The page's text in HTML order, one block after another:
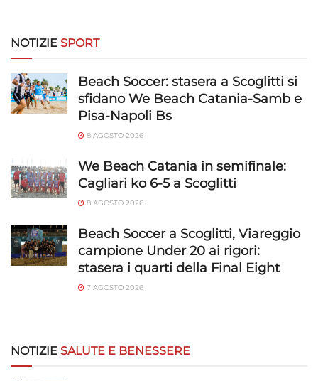
NOTIZIE SPORT
Beach Soccer: stasera a Scoglitti si
sfidano We Beach Catania-Samb e
Pisa-Napoli Bs
8 AGOSTO 2026
We Beach Catania in semifinale:
Cagliari ko 6-5 a Scoglitti
8 AGOSTO 2026
Beach Soccer a Scoglitti, Viareggio
campione Under 20 ai rigori:
stasera i quarti della Final Eight
7 AGOSTO 2026
NOTIZIE SALUTE E BENESSERE